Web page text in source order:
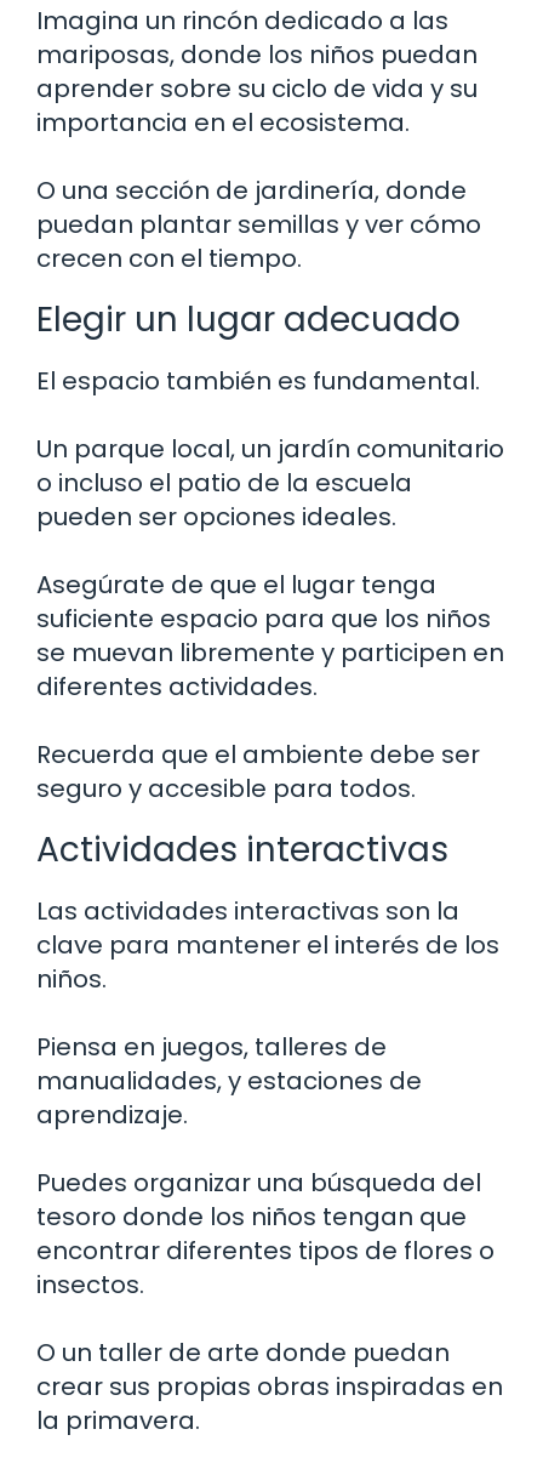
Imagina un rincón dedicado a las
mariposas, donde los niños puedan
aprender sobre su ciclo de vida y su
importancia en el ecosistema.
O una sección de jardinería, donde
puedan plantar semillas y ver cómo
crecen con el tiempo.
Elegir un lugar adecuado
El espacio también es fundamental.
Un parque local, un jardín comunitario
o incluso el patio de la escuela
pueden ser opciones ideales.
Asegúrate de que el lugar tenga
suficiente espacio para que los niños
se muevan libremente y participen en
diferentes actividades.
Recuerda que el ambiente debe ser
seguro y accesible para todos.
Actividades interactivas
Las actividades interactivas son la
clave para mantener el interés de los
niños.
Piensa en juegos, talleres de
manualidades, y estaciones de
aprendizaje.
Puedes organizar una búsqueda del
tesoro donde los niños tengan que
encontrar diferentes tipos de flores o
insectos.
O un taller de arte donde puedan
crear sus propias obras inspiradas en
la primavera.